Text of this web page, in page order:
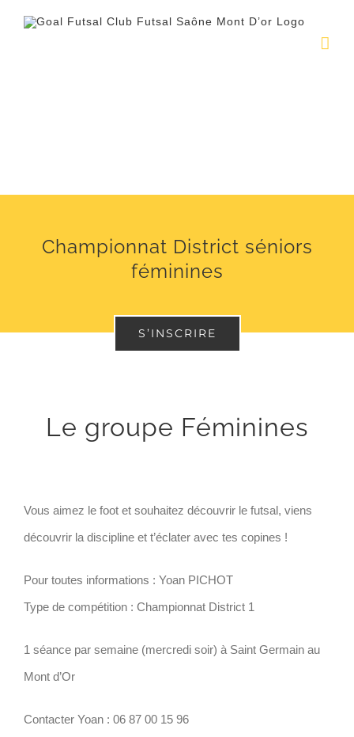
Championnat District séniors
féminines
S’INSCRIRE
Le groupe Féminines
Vous aimez le foot et souhaitez découvrir le futsal, viens
découvrir la discipline et t’éclater avec tes copines !
Pour toutes informations : Yoan PICHOT
Type de compétition : Championnat District 1
1 séance par semaine (mercredi soir) à Saint Germain au
Mont d’Or
Contacter Yoan : 06 87 00 15 96